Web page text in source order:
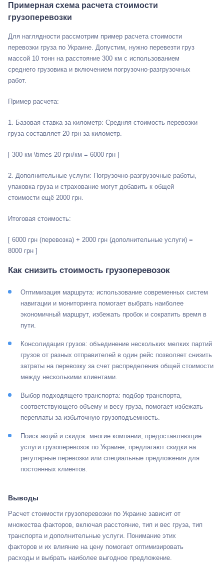
Примерная схема расчета стоимости
грузоперевозки
Для наглядности рассмотрим пример расчета стоимости
перевозки груза по Украине. Допустим, нужно перевезти груз
массой 10 тонн на расстояние 300 км с использованием
среднего грузовика и включением погрузочно-разгрузочных
работ.
Пример расчета:
1. Базовая ставка за километр: Средняя стоимость перевозки
груза составляет 20 грн за километр.
[ 300 км \times 20 грн/км = 6000 грн ]
2. Дополнительные услуги: Погрузочно-разгрузочные работы,
упаковка груза и страхование могут добавить к общей
стоимости ещё 2000 грн.
Итоговая стоимость:
[ 6000 грн (перевозка) + 2000 грн (дополнительные услуги) =
8000 грн ]
Как снизить стоимость грузоперевозок
Оптимизация маршрута: использование современных систем
навигации и мониторинга помогает выбрать наиболее
экономичный маршрут, избежать пробок и сократить время в
пути.
Консолидация грузов: объединение нескольких мелких партий
грузов от разных отправителей в один рейс позволяет снизить
затраты на перевозку за счет распределения общей стоимости
между несколькими клиентами.
Выбор подходящего транспорта: подбор транспорта,
соответствующего объему и весу груза, помогает избежать
переплаты за избыточную грузоподъемность.
Поиск акций и скидок: многие компании, предоставляющие
услуги грузоперевозок по Украине, предлагают скидки на
регулярные перевозки или специальные предложения для
постоянных клиентов.
Выводы
Расчет стоимости грузоперевозки по Украине зависит от
множества факторов, включая расстояние, тип и вес груза, тип
транспорта и дополнительные услуги. Понимание этих
факторов и их влияние на цену помогает оптимизировать
расходы и выбрать наиболее выгодное предложение.